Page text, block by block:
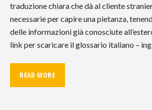
traduzione chiara che dà al cliente
necessarie per capire una pietanza,
delle informazioni già conosciute
link per scaricare il glossario italiano –
READ MORE